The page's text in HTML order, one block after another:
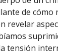
de cómo
revelar
tensión